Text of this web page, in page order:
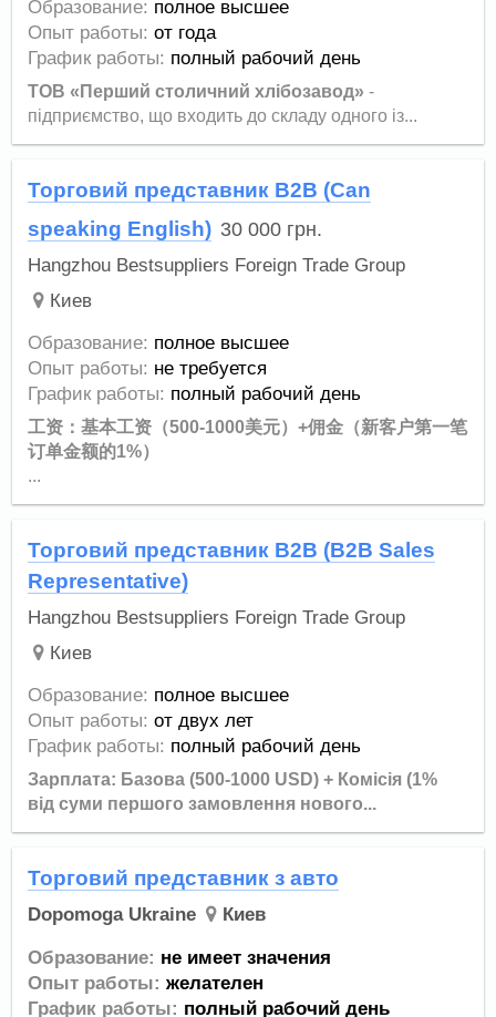
Образование: полное высшее
Опыт работы: от года
График работы: полный рабочий день
ТОВ «Перший столичний хлібозавод» -
підприємство, що входить до складу одного із...
Торговий представник B2B (Can
speaking English) 30 000 грн.
Hangzhou Bestsuppliers Foreign Trade Group
Киев
Образование: полное высшее
Опыт работы: не требуется
График работы: полный рабочий день
工资：基本工资（500-1000美元）+佣金（新客户第一笔
订单金额的1%）
...
Торговий представник B2B (B2B Sales
Representative)
Hangzhou Bestsuppliers Foreign Trade Group
Киев
Образование: полное высшее
Опыт работы: от двух лет
График работы: полный рабочий день
Зарплата: Базова (500-1000 USD) + Комісія (1%
від суми першого замовлення нового...
Торговий представник з авто
Dopomoga Ukraine Киев
Образование: не имеет значения
Опыт работы: желателен
График работы: полный рабочий день